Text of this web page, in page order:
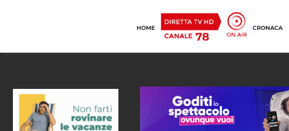
HOME CRONACA